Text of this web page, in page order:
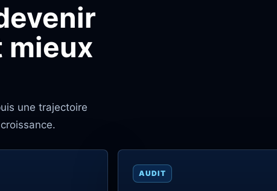
mieux
une trajectoire
AUDIT